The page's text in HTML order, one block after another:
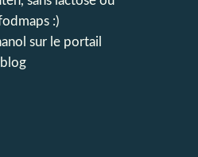
:)
sur le portail